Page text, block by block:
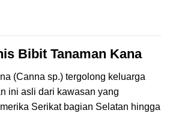
Bibit Tanaman Kana
(Canna sp.) tergolong keluarga
ini asli dari kawasan yang
Serikat bagian Selatan hingga